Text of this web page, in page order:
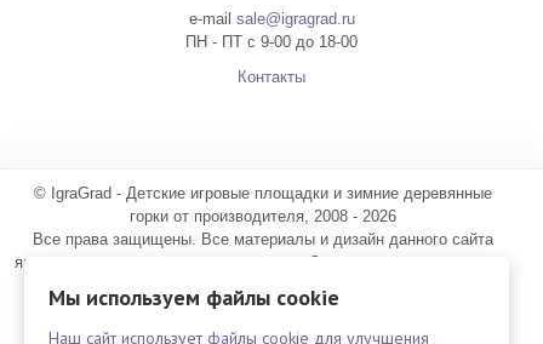
e-mail sale@igragrad.ru
ПН - ПТ с 9-00 до 18-00
Контакты
© IgraGrad - Детские игровые площадки и зимние деревянные
горки от производителя, 2008 - 2026
Все права защищены. Все материалы и дизайн данного сайта
являются объектами авторского права. Запрещается копирование,
объектов без предварительного согласия правообладателя.
Предоставленная на сайте информация несёт справочный
Мы используем файлы cookie
Наш сайт использует файлы cookie для улучшения